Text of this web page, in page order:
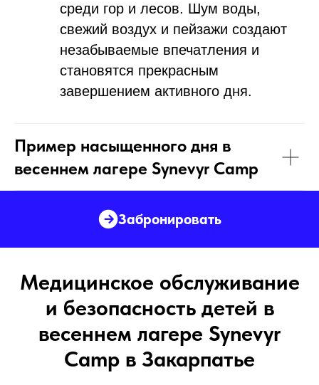
среди гор и лесов. Шум воды,
свежий воздух и пейзажи создают
незабываемые впечатления и
становятся прекрасным
завершением активного дня.
Пример насыщенного дня в
весеннем лагере Synevyr Camp
Забронировать
Медицинское обслуживание
и безопасность детей в
весеннем лагере Synevyr
Camp в Закарпатье